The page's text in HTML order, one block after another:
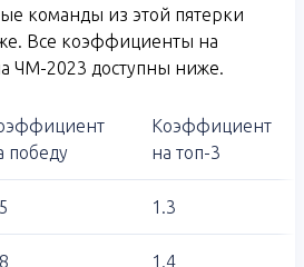
команды из этой пятерки
Все коэффициенты на
ЧМ-2023 доступны ниже.
победу
Коэффициент
на топ-3
1.3
1.4